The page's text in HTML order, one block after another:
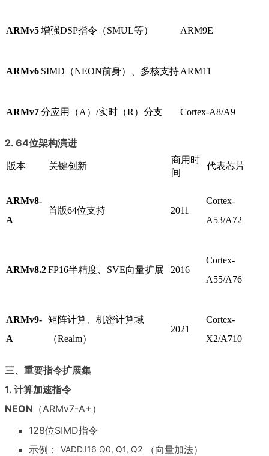
ARMv5增强DSP指令（SMUL等） ARM9E
ARMv6 SIMD（NEON前身）、多核支持ARM11
ARMv7分应用（A）/实时（R）分支 Cortex-A8/A9
2. 64位架构演进
版本 关键创新
商用时
间
代表芯片
ARMv8-
A
首版64位支持 2011
Cortex-
A53/A72
ARMv8.2FP16半精度、SVE向量扩展 2016
Cortex-
A55/A76
ARMv9-
A
矩阵计算、机密计算域
（Realm）
2021
Cortex-
X2/A710
三、重要指令扩展集
1. 计算加速指令
NEON （ARMv7-A+）
128位SIMD指令
示例：
VADD.I16 Q0, Q1, Q2 （向量加法）